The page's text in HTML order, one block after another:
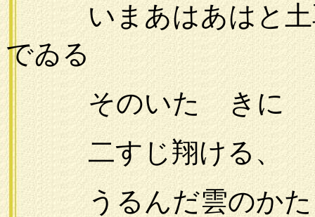
いまあはあはと土
でゐる
そのいたゞきに
二すじ翔ける、
うるんだ雲のかた